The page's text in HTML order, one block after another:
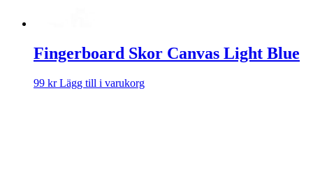
Fingerboard Skor Canvas Light Blue
99 kr Lägg till i varukorg